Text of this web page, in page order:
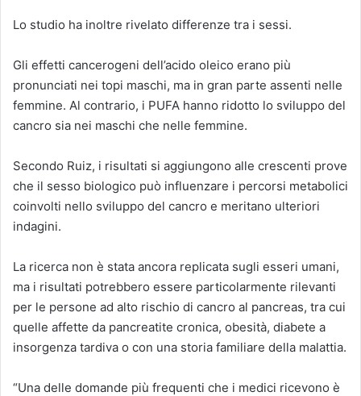
Lo studio ha inoltre rivelato differenze tra i sessi.
Gli effetti cancerogeni dell’acido oleico erano più
pronunciati nei topi maschi, ma in gran parte assenti nelle
femmine. Al contrario, i PUFA hanno ridotto lo sviluppo del
cancro sia nei maschi che nelle femmine.
Secondo Ruiz, i risultati si aggiungono alle crescenti prove
che il sesso biologico può influenzare i percorsi metabolici
coinvolti nello sviluppo del cancro e meritano ulteriori
indagini.
La ricerca non è stata ancora replicata sugli esseri umani,
ma i risultati potrebbero essere particolarmente rilevanti
per le persone ad alto rischio di cancro al pancreas, tra cui
quelle affette da pancreatite cronica, obesità, diabete a
insorgenza tardiva o con una storia familiare della malattia.
“Una delle domande più frequenti che i medici ricevono è